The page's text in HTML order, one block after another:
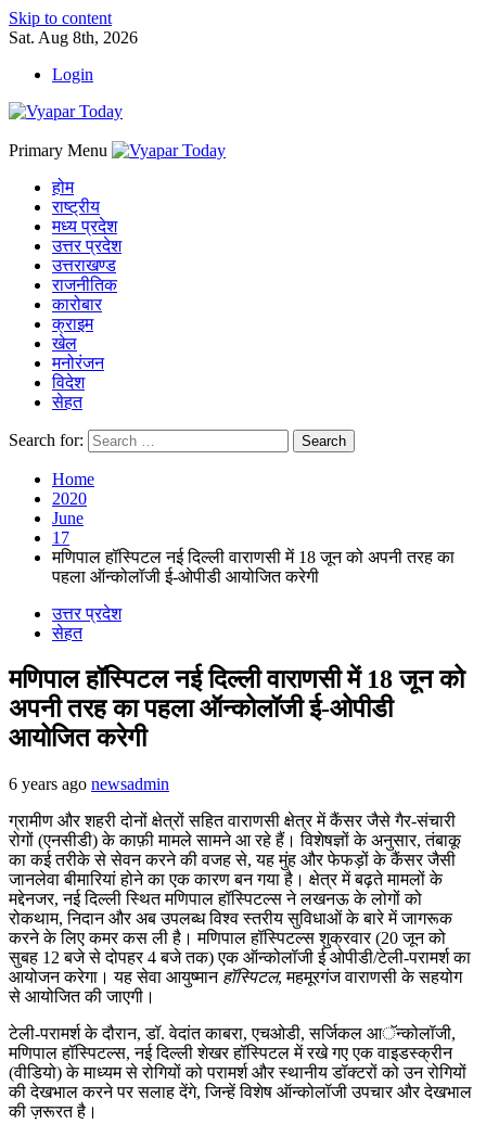
Skip to content
Sat. Aug 8th, 2026
Login
Primary Menu
होम
राष्ट्रीय
मध्य प्रदेश
उत्तर प्रदेश
उत्तराखण्ड
राजनीतिक
कारोबार
क्राइम
खेल
मनोरंजन
विदेश
सेहत
Search for:
Home
2020
June
17
मणिपाल हॉस्पिटल नई दिल्ली वाराणसी में 18 जून को अपनी तरह का
पहला ऑन्कोलॉजी ई-ओपीडी आयोजित करेगी
उत्तर प्रदेश
सेहत
मणिपाल हॉस्पिटल नई दिल्ली वाराणसी में 18 जून को
अपनी तरह का पहला ऑन्कोलॉजी ई-ओपीडी
आयोजित करेगी
6 years ago newsadmin
ग्रामीण और शहरी दोनों क्षेत्रों सहित वाराणसी क्षेत्र में कैंसर जैसे गैर-संचारी
रोगों (एनसीडी) के काफ़ी मामले सामने आ रहे हैं। विशेषज्ञों के अनुसार, तंबाकू
का कई तरीके से सेवन करने की वजह से, यह मुंह और फेफड़ों के कैंसर जैसी
जानलेवा बीमारियां होने का एक कारण बन गया है। क्षेत्र में बढ़ते मामलों के
मद्देनजर, नई दिल्ली स्थित मणिपाल हॉस्पिटल्स ने लखनऊ के लोगों को
रोकथाम, निदान और अब उपलब्ध विश्व स्तरीय सुविधाओं के बारे में जागरूक
करने के लिए कमर कस ली है। मणिपाल हॉस्पिटल्स शुक्रवार (20 जून को
सुबह 12 बजे से दोपहर 4 बजे तक) एक ऑन्कोलॉजी ई ओपीडी/टेली-परामर्श का
आयोजन करेगा। यह सेवा आयुष्मान हॉस्पिटल, महमूरगंज वाराणसी के सहयोग
से आयोजित की जाएगी।
टेली-परामर्श के दौरान, डॉ. वेदांत काबरा, एचओडी, सर्जिकल आॅन्कोलॉजी,
मणिपाल हॉस्पिटल्स, नई दिल्ली शेखर हॉस्पिटल में रखे गए एक वाइडस्क्रीन
(वीडियो) के माध्यम से रोगियों को परामर्श और स्थानीय डॉक्टरों को उन रोगियों
की देखभाल करने पर सलाह देंगे, जिन्हें विशेष ऑन्कोलॉजी उपचार और देखभाल
की ज़रूरत है।